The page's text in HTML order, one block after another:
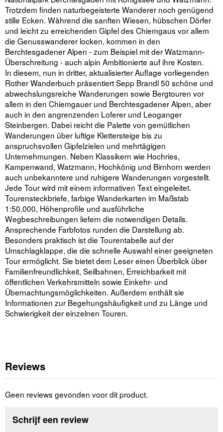
Trotzdem finden naturbegeisterte Wanderer noch genügend
stille Ecken. Während die sanften Wiesen, hübschen Dörfer
und leicht zu erreichenden Gipfel des Chiemgaus vor allem
die Genusswanderer locken, kommen in den
Berchtesgadener Alpen - zum Beispiel mit der Watzmann-
Überschreitung - auch alpin Ambitionierte auf ihre Kosten.
In diesem, nun in dritter, aktualisierter Auflage vorliegenden
Rother Wanderbuch präsentiert Sepp Brandl 50 schöne und
abwechslungsreiche Wanderungen sowie Bergtouren vor
allem in den Chiemgauer und Berchtesgadener Alpen, aber
auch in den angrenzenden Loferer und Leoganger
Steinbergen. Dabei reicht die Palette von gemütlichen
Wanderungen über luftige Klettersteige bis zu
anspruchsvollen Gipfelzielen und mehrtägigen
Unternehmungen. Neben Klassikern wie Hochries,
Kampenwand, Watzmann, Hochkönig und Birnhorn werden
auch unbekanntere und ruhigere Wanderungen vorgestellt.
Jede Tour wird mit einem informativen Text eingeleitet.
Tourensteckbriefe, farbige Wanderkarten im Maßstab
1:50.000, Höhenprofile und ausführliche
Wegbeschreibungen liefern die notwendigen Details.
Ansprechende Farbfotos runden die Darstellung ab.
Besonders praktisch ist die Tourentabelle auf der
Umschlagklappe, die die schnelle Auswahl einer geeigneten
Tour ermöglicht. Sie bietet dem Leser einen Überblick über
Familienfreundlichkeit, Seilbahnen, Erreichbarkeit mit
öffentlichen Verkehrsmitteln sowie Einkehr- und
Übernachtungsmöglichkeiten. Außerdem enthält sie
Informationen zur Begehungshäufigkeit und zu Länge und
Schwierigkeit der einzelnen Touren.
Reviews
Geen reviews gevonden voor dit product.
Schrijf een review